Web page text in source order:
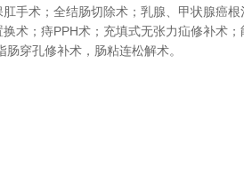
手术；全结肠切除术；乳腺、甲状腺癌
换术；痔PPH术；充填式无张力疝修补术
肠穿孔修补术，肠粘连松解术。